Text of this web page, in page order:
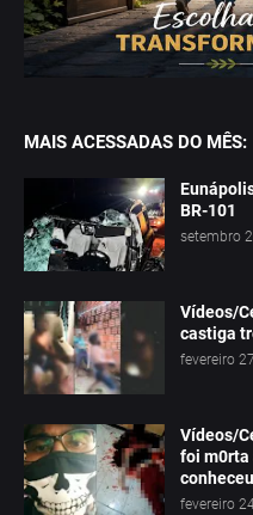
MAIS ACESSADAS DO MÊS:
BR-101
setembro
Vídeos/
castiga
fevereiro
Vídeos/
foi m0rta
fevereiro